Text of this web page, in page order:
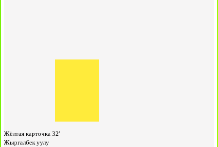
Жёлтая карточка 32'
Жыргалбек уулу